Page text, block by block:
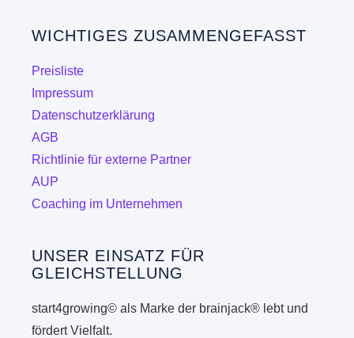
Optionen
gewählt
WICHTIGES ZUSAMMENGEFASST
Preisliste
Impressum
Datenschutzerklärung
AGB
Richtlinie für externe Partner
AUP
Coaching im Unternehmen
UNSER EINSATZ FÜR
GLEICHSTELLUNG
start4growing© als Marke der brainjack® lebt und
fördert Vielfalt.